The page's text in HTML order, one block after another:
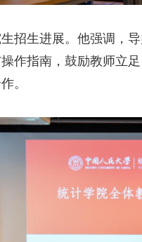
招生进展。他强调，
作指南，鼓励教师立
。